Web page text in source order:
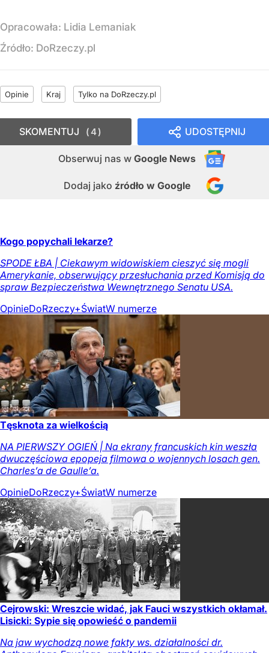
Opracowała: Lidia Lemaniak
Źródło: DoRzeczy.pl
Opinie Kraj Tylko na DoRzeczy.pl
UDOSTĘPNIJ
Obserwuj nas w Google News
Dodaj jako źródło w Google
SKOMENTUJ 4
Kogo popychali lekarze?
SPODE ŁBA | Ciekawym widowiskiem cieszyć się mogli
Amerykanie, obserwujący przesłuchania przed Komisją do
spraw Bezpieczeństwa Wewnętrznego Senatu USA.
OpinieDoRzeczy+ŚwiatW numerze
Tęsknota za wielkością
NA PIERWSZY OGIEŃ | Na ekrany francuskich kin weszła
dwuczęściowa epopeja filmowa o wojennych losach gen.
Charles’a de Gaulle’a.
OpinieDoRzeczy+ŚwiatW numerze
Cejrowski: Wreszcie widać, jak Fauci wszystkich okłamał.
Lisicki: Sypie się opowieść o pandemii
Na jaw wychodzą nowe fakty ws. działalności dr.